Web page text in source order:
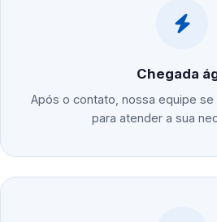
Chegada
Após o contato, nossa equipe
para atender a sua